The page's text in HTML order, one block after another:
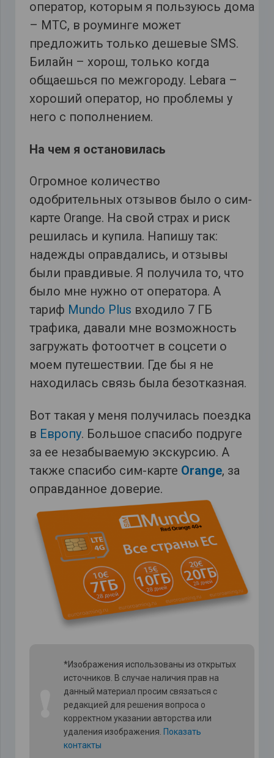
оператор, которым я пользуюсь дома
– MTC, в роуминге может
предложить только дешевые SMS.
Билайн – хорош, только когда
общаешься по межгороду. Lebara –
хороший оператор, но проблемы у
него с пополнением.
На чем я остановилась
Огромное количество
одобрительных отзывов было о сим-
карте Orange. На свой страх и риск
решилась и купила. Напишу так:
надежды оправдались, и отзывы
были правдивые. Я получила то, что
было мне нужно от оператора. А
тариф Mundo Plus входило 7 ГБ
трафика, давали мне возможность
загружать фотоотчет в соцсети о
моем путешествии. Где бы я не
находилась связь была безотказная.
Вот такая у меня получилась поездка
в Европу. Большое спасибо подруге
за ее незабываемую экскурсию. А
также спасибо сим-карте Orange, за
оправданное доверие.
*Изображения использованы из открытых
источников. В случае наличия прав на
данный материал просим связаться с
редакцией для решения вопроса о
корректном указании авторства или
удаления изображения. Показать
контакты